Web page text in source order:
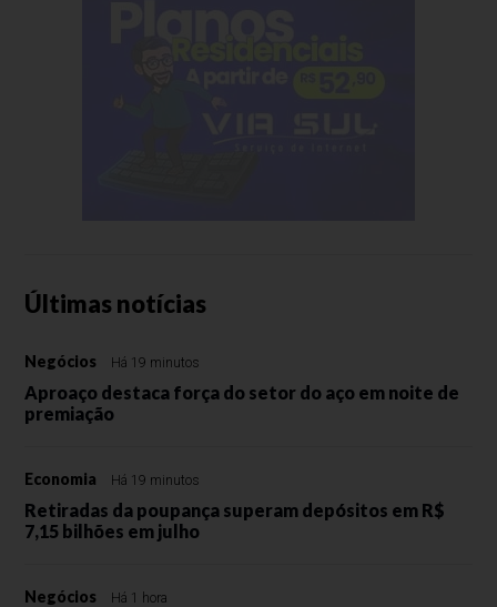
Últimas notícias
Negócios Há 19 minutos
Aproaço destaca força do setor do aço em noite de
premiação
Economia Há 19 minutos
Retiradas da poupança superam depósitos em R$
7,15 bilhões em julho
Negócios Há 1 hora